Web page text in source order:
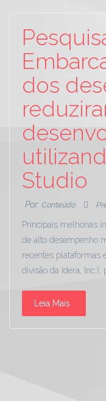
dos
Studio
Por: Conteúdo
Principais melhorias
de alto desempenho
recentes plataformas
divisão da Idera, Inc.),
Leia Mais